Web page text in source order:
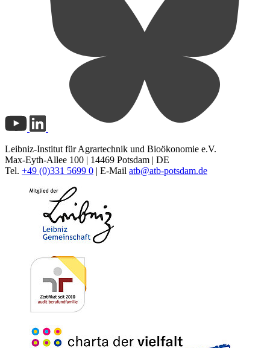
Leibniz-Institut für Agrartechnik und Bioökonomie e.V.
Max-Eyth-Allee 100 | 14469 Potsdam | DE
Tel. +49 (0)331 5699 0 | E-Mail atb@atb-potsdam.de